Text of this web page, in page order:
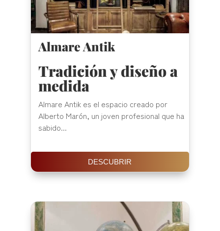
Almare Antik
Tradición y diseño a
medida
Almare Antik es el espacio creado por
Alberto Marón, un joven profesional que ha
sabido...
DESCUBRIR